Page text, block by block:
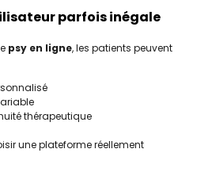
parfois inégale
psy en ligne, les patients peuvent
thérapeutique
une plateforme réellement